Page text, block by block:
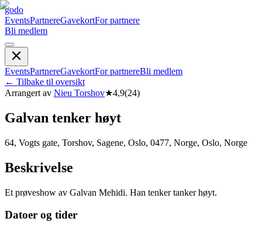
godo
EventsPartnereGavekortFor partnere
Bli medlem
EventsPartnereGavekortFor partnereBli medlem
← Tilbake til oversikt
Arrangert av Nieu Torshov★4,9(24)
Galvan tenker høyt
64, Vogts gate, Torshov, Sagene, Oslo, 0477, Norge, Oslo, Norge
Beskrivelse
Et prøveshow av Galvan Mehidi. Han tenker tanker høyt.
Datoer og tider